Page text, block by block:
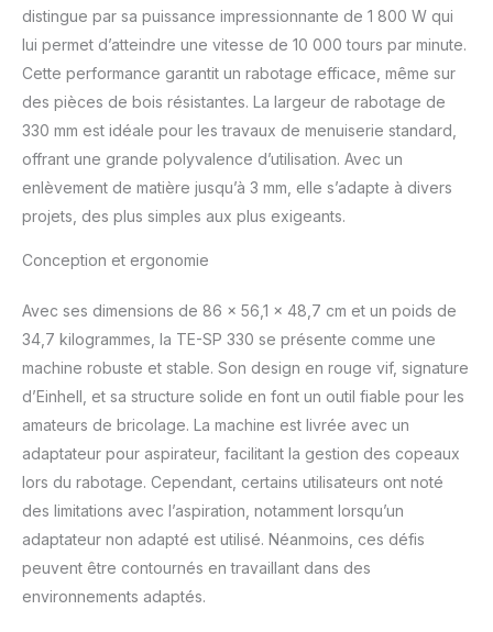
de la hauteur – Le
dispositif de réglage de
la hauteur se règle avec
précision pour atteindre
un enlèvement de
matière maximal de 3
mm. Fers – Avec ses
bien affûtés, la raboteuse
stationnaire assure des
de Ø 100 mm permet de
brancher un système
d’aspiration des copeaux
afin de conserver un
espace de travail
toujours propre. Table de
rabotage – Repliable, la
grande table d’entrée et
de sortie s’ajuste avec
précision.Deux poignées
facilitent le transport.
Sécurité – L’interrupteur
distingue par sa puissance impressionnante de 1 800 W qui
lui permet d’atteindre une vitesse de 10 000 tours par minute.
Cette performance garantit un rabotage efficace, même sur
des pièces de bois résistantes. La largeur de rabotage de
330 mm est idéale pour les travaux de menuiserie standard,
offrant une grande polyvalence d’utilisation. Avec un
enlèvement de matière jusqu’à 3 mm, elle s’adapte à divers
projets, des plus simples aux plus exigeants.
Conception et ergonomie
Avec ses dimensions de 86 x 56,1 x 48,7 cm et un poids de
34,7 kilogrammes, la TE-SP 330 se présente comme une
machine robuste et stable. Son design en rouge vif, signature
d’Einhell, et sa structure solide en font un outil fiable pour les
amateurs de bricolage. La machine est livrée avec un
adaptateur pour aspirateur, facilitant la gestion des copeaux
lors du rabotage. Cependant, certains utilisateurs ont noté
des limitations avec l’aspiration, notamment lorsqu’un
adaptateur non adapté est utilisé. Néanmoins, ces défis
peuvent être contournés en travaillant dans des
environnements adaptés.